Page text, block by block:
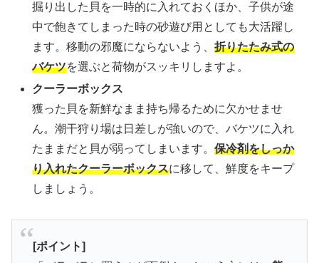
掘り出した貝を一時的に入れておくほか、子供が途
中で飽きてしまった時の砂遊び用としても大活躍し
ます。移動の邪魔にならないよう、折りたたみ式の
バケツを選ぶと荷物がスッキリしますよ。
クーラーボックス
獲った貝を新鮮なまま持ち帰るために欠かせませ
ん。潮干狩り場は日差しが強いので、バケツに入れ
たままだと貝が弱ってしまいます。保冷剤をしっか
り入れたクーラーボックスに移して、鮮度をキープ
しましょう。
[ポイント]